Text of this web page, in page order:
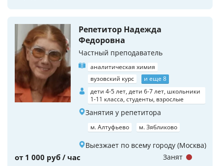
Репетитор Надежда
Федоровна
Частный преподаватель
аналитическая химия
вузовский курс
и еще 8
дети 4-5 лет, дети 6-7 лет, школьники
1-11 класса, студенты, взрослые
Занятия у репетитора
м. Алтуфьево м. Зябликово
Выезжает по всему городу (Москва)
от 1 000 руб / час Занят